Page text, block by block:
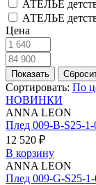
АТЕЛЬЕ
АТЕЛЬЕ
Цена
Сортировать: По
НОВИНКИ
ANNA LEON
Плед 009-B-S25-1-
12 520 ₽
В корзину
ANNA LEON
Плед 009-G-S25-1-